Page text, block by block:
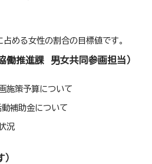
占める女性の割合の目標値です。
協働推進課 男女共同参画担当）
施策予算について
補助金について
況